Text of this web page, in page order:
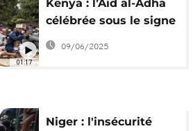
01:17
Kenya : l’Aïd al-Adha
célébrée sous le signe
de la solidarité avec
09/06/2025
Niger : l'insécurité